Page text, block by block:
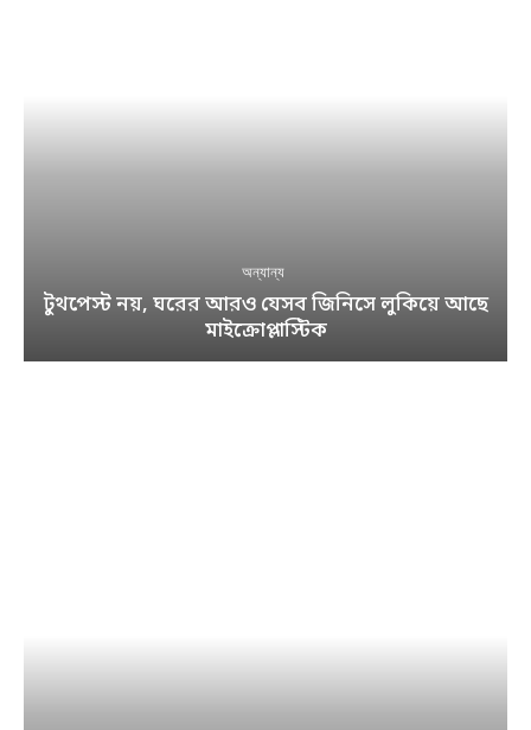
অন্যান্য
টুথপেস্ট নয়, ঘরের আরও যেসব জিনিসে লুকিয়ে আছে
মাইক্রোপ্লাস্টিক